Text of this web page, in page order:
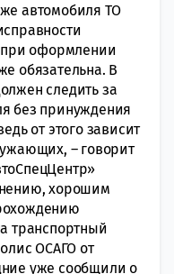
автомобиля ТО
при оформлении
обязательна. В
следить за
без принуждения
от этого зависит
– говорит
хорошим
транспортный
ОСАГО от
уже сообщили о